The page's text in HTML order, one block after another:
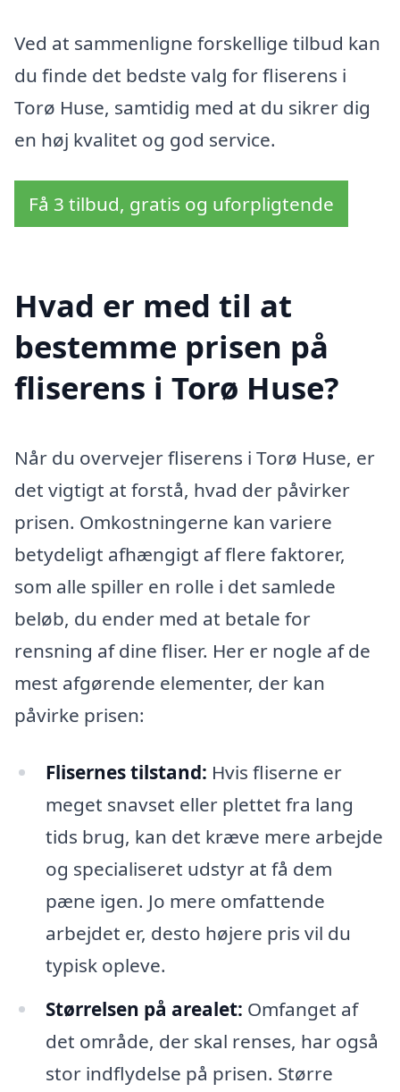
Ved at sammenligne forskellige tilbud kan
du finde det bedste valg for fliserens i
Torø Huse, samtidig med at du sikrer dig
en høj kvalitet og god service.
Få 3 tilbud, gratis og uforpligtende
Hvad er med til at
bestemme prisen på
fliserens i Torø Huse?
Når du overvejer fliserens i Torø Huse, er
det vigtigt at forstå, hvad der påvirker
prisen. Omkostningerne kan variere
betydeligt afhængigt af flere faktorer,
som alle spiller en rolle i det samlede
beløb, du ender med at betale for
rensning af dine fliser. Her er nogle af de
mest afgørende elementer, der kan
påvirke prisen:
Flisernes tilstand: Hvis fliserne er
meget snavset eller plettet fra lang
tids brug, kan det kræve mere arbejde
og specialiseret udstyr at få dem
pæne igen. Jo mere omfattende
arbejdet er, desto højere pris vil du
typisk opleve.
Størrelsen på arealet: Omfanget af
det område, der skal renses, har også
stor indflydelse på prisen. Større